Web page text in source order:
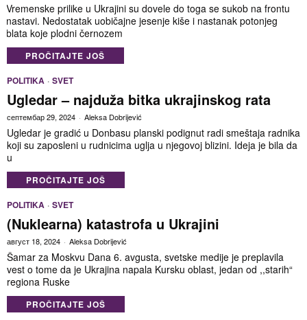
Vremenske prilike u Ukrajini su dovele do toga se sukob na frontu
nastavi. Nedostatak uobičajne jesenje kiše i nastanak potonjeg
blata koje plodni černozem
PROČITAJTE JOŠ
POLITIKA · SVET
Ugledar – najduža bitka ukrajinskog rata
септембар 29, 2024 Aleksa Dobrijević
Ugledar je gradić u Donbasu planski podignut radi smeštaja radnika
koji su zaposleni u rudnicima uglja u njegovoj blizini. Ideja je bila da
u
PROČITAJTE JOŠ
POLITIKA · SVET
(Nuklearna) katastrofa u Ukrajini
август 18, 2024 Aleksa Dobrijević
Šamar za Moskvu Dana 6. avgusta, svetske medije je preplavila
vest o tome da je Ukrajina napala Kursku oblast, jedan od ,,starih“
regiona Ruske
PROČITAJTE JOŠ